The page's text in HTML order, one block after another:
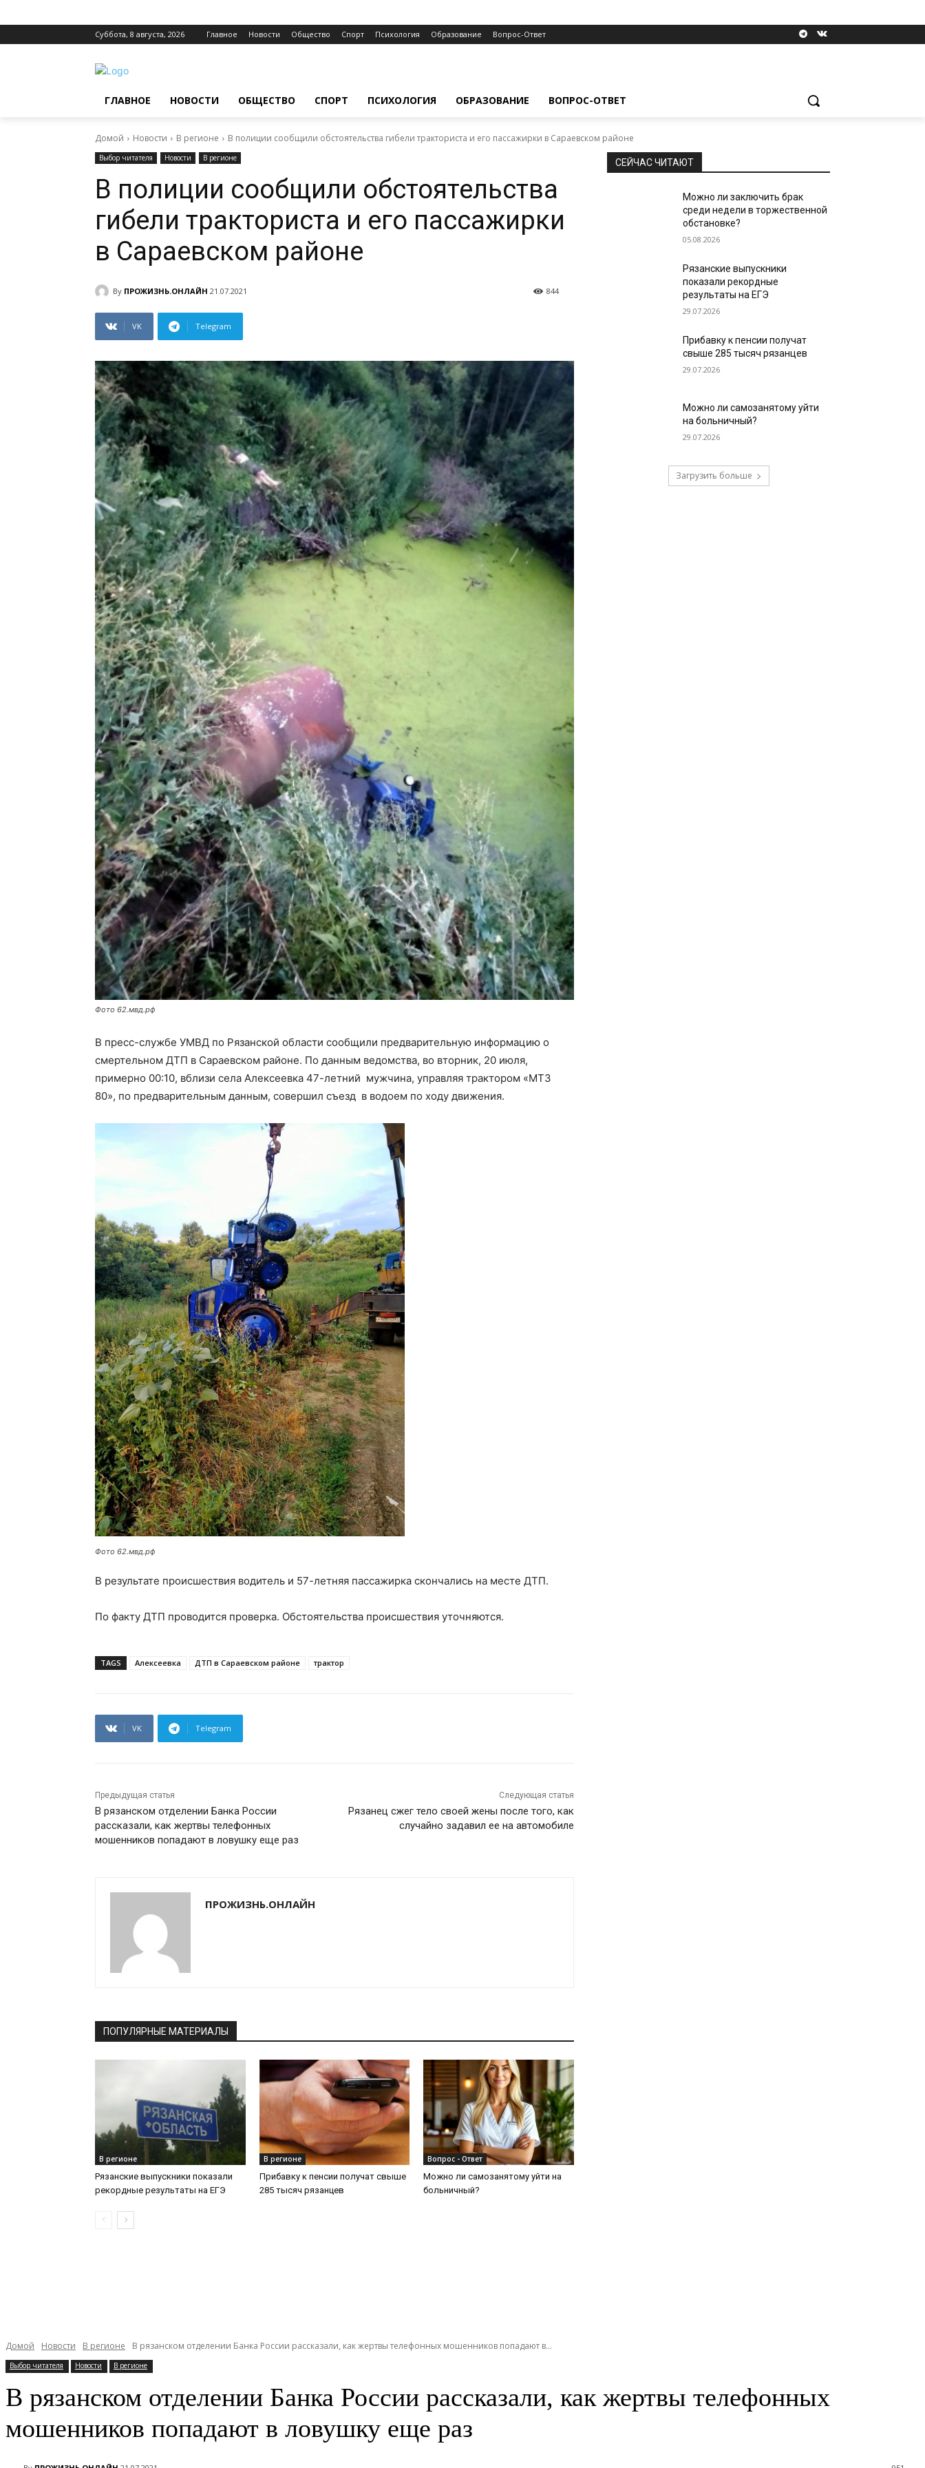
Суббота, 8 августа, 2026 Главное Новости Общество Спорт Психология Образование Вопрос-Ответ
ГЛАВНОЕ НОВОСТИ ОБЩЕСТВО СПОРТ ПСИХОЛОГИЯ ОБРАЗОВАНИЕ ВОПРОС-ОТВЕТ
Домой Новости В регионе В полиции сообщили обстоятельства гибели тракториста и его пассажирки в Сараевском районе
Выбор читателя Новости В регионе
В полиции сообщили обстоятельства
гибели тракториста и его пассажирки
в Сараевском районе
By ПРОЖИЗНЬ.ОНЛАЙН 21.07.2021 844
VK Telegram
Фото 62.мвд.рф
В пресс-службе УМВД по Рязанской области сообщили предварительную информацию о
смертельном ДТП в Сараевском районе. По данным ведомства, во вторник, 20 июля,
примерно 00:10, вблизи села Алексеевка 47-летний мужчина, управляя трактором «МТ3
80», по предварительным данным, совершил съезд в водоем по ходу движения.
Фото 62.мвд.рф
В результате происшествия водитель и 57-летняя пассажирка скончались на месте ДТП.
По факту ДТП проводится проверка. Обстоятельства происшествия уточняются.
TAGS Алексеевка ДТП в Сараевском районе трактор
VK Telegram
Предыдущая статья
В рязанском отделении Банка России
рассказали, как жертвы телефонных
мошенников попадают в ловушку еще раз
Следующая статья
Рязанец сжег тело своей жены после того, как
случайно задавил ее на автомобиле
ПРОЖИЗНЬ.ОНЛАЙН
ПОПУЛЯРНЫЕ МАТЕРИАЛЫ
В регионе
Рязанские выпускники показали
рекордные результаты на ЕГЭ
В регионе
Прибавку к пенсии получат свыше
285 тысяч рязанцев
Вопрос - Ответ
Можно ли самозанятому уйти на
больничный?
СЕЙЧАС ЧИТАЮТ
Можно ли заключить брак
среди недели в торжественной
обстановке?
05.08.2026
Рязанские выпускники
показали рекордные
результаты на ЕГЭ
29.07.2026
Прибавку к пенсии получат
свыше 285 тысяч рязанцев
29.07.2026
Можно ли самозанятому уйти
на больничный?
29.07.2026
Загрузить больше